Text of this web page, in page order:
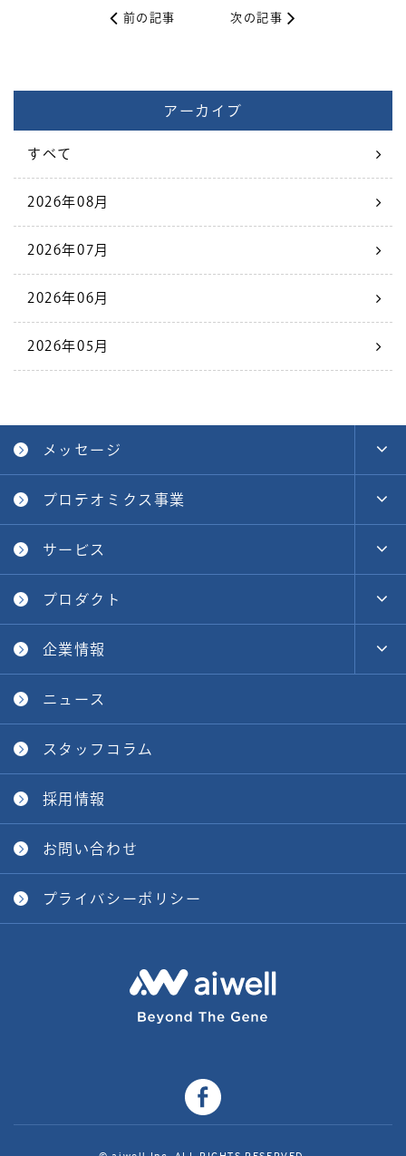
前の記事 次の記事
アーカイブ
すべて
2026年08月
2026年07月
2026年06月
2026年05月
メッセージ
プロテオミクス事業
サービス
プロダクト
企業情報
ニュース
スタッフコラム
採用情報
お問い合わせ
プライバシーポリシー